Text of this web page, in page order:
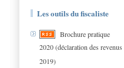
Les outils du fiscaliste
Brochure pratique
2020 (déclaration des revenus
2019)